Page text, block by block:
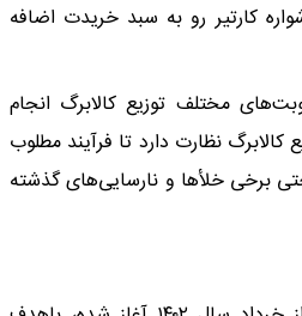
کارتیر رو به سبد خریدت اضافه
مختلف توزیع کالابرگ انجام
نظارت دارد تا فرآیند مطلوب
برخی خلأها و نارسایی‌های گذشته